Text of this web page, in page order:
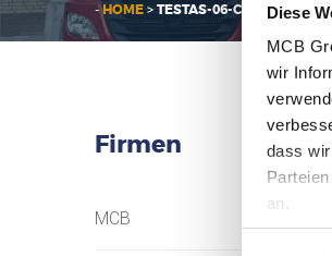
Diese
MCB
wir
dass
an.
-HOME > TESTAS-06-CORR
Firmen
MCB